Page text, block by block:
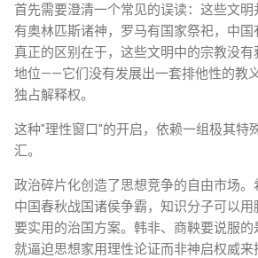
首先需要澄清一个常见的误读：这些文
有奥林匹斯诸神，罗马有国家祭祀，中国
真正的区别在于，这些文明中的宗教没
地位——它们没有发展出一套排他性的教
独占解释权。
这种"理性窗口"的开启，依赖一组极其特
汇。
政治碎片化创造了思想竞争的自由市场。
中国春秋战国诸侯争霸，知识分子可以
要实用的治国方案。韩非、商鞅要说服
就逼迫思想家用理性论证而非神启权威来